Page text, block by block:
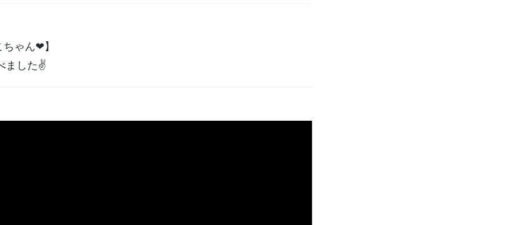
ちゃん❤】
ました✌